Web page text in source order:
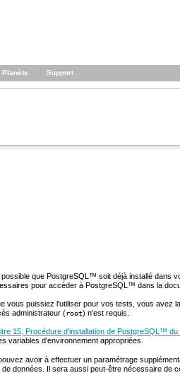
Planète Support
que PostgreSQL ™ soit déjà installé dans
pour accéder à PostgreSQL ™ dans la
vous puissiez l'utiliser pour vos tests, vous avez
administrateur (root) n'est requis.
15, Procédure d'installation de PostgreSQL ™ du
variables d'environnement appropriées.
avoir à effectuer un paramétrage
données. Il sera aussi peut-être nécessaire de